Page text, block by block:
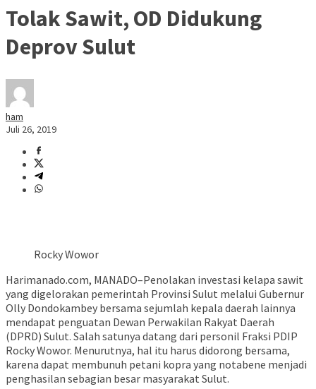
Tolak Sawit, OD Didukung
Deprov Sulut
ham
Juli 26, 2019
Rocky Wowor
Harimanado.com, MANADO–Penolakan investasi kelapa sawit
yang digelorakan pemerintah Provinsi Sulut melalui Gubernur
Olly Dondokambey bersama sejumlah kepala daerah lainnya
mendapat penguatan Dewan Perwakilan Rakyat Daerah
(DPRD) Sulut. Salah satunya datang dari personil Fraksi PDIP
Rocky Wowor. Menurutnya, hal itu harus didorong bersama,
karena dapat membunuh petani kopra yang notabene menjadi
penghasilan sebagian besar masyarakat Sulut.